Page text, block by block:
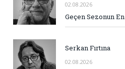
02.08.2026
Geçen Sezonun
Serkan Fırtına
02.08.2026